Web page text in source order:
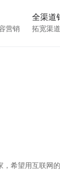
营销
全渠道
拓宽渠
希望用互联网